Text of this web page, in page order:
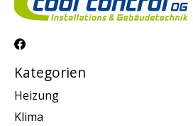
Kategorien
Heizung
Klima